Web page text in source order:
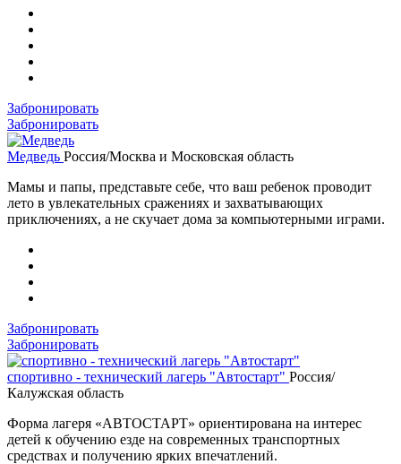
Забронировать
Забронировать
Медведь Россия/Москва и Московская область
Мамы и папы, представьте себе, что ваш ребенок проводит
лето в увлекательных сражениях и захватывающих
приключениях, а не скучает дома за компьютерными играми.
Забронировать
Забронировать
спортивно - технический лагерь "Автостарт" Россия/
Калужская область
Форма лагеря «АВТОСТАРТ» ориентирована на интерес
детей к обучению езде на современных транспортных
средствах и получению ярких впечатлений.